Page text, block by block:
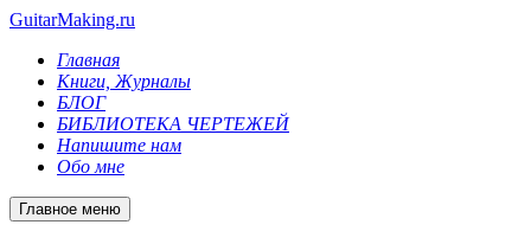
GuitarMaking.ru
Главная
Книги, Журналы
БЛОГ
БИБЛИОТЕКА ЧЕРТЕЖЕЙ
Напишите нам
Обо мне
Главное меню